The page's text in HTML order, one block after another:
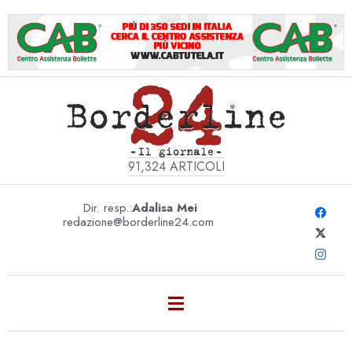
91,324ARTICOLI
Dir. resp.:Adalisa Mei
redazione@borderline24.com